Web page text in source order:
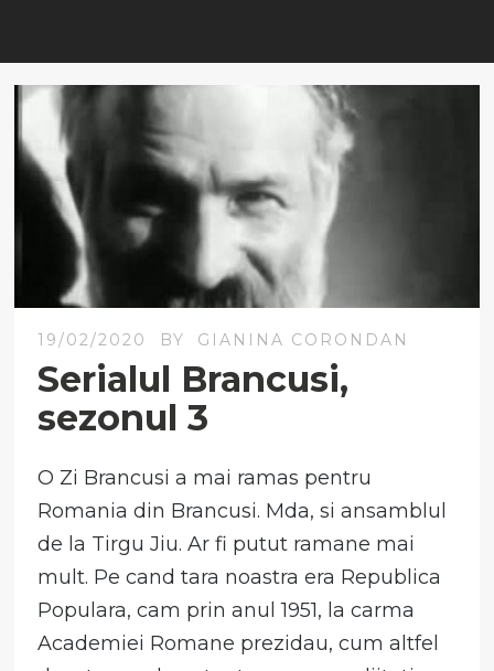
19/02/2020 BY GIANINA CORONDAN
Serialul Brancusi,
sezonul 3
O Zi Brancusi a mai ramas pentru
Romania din Brancusi. Mda, si ansamblul
de la Tirgu Jiu. Ar fi putut ramane mai
mult. Pe cand tara noastra era Republica
Populara, cam prin anul 1951, la carma
Academiei Romane prezidau, cum altfel